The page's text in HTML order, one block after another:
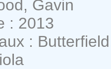
Gavin
: 2013
: